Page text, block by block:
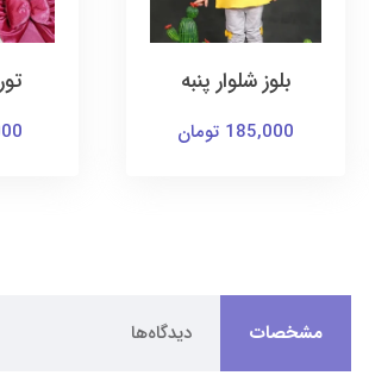
توربان مخمل
49,000 تومان
مشخصات دیدگاه‌ها